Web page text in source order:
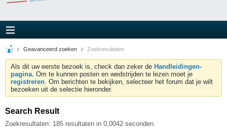
Geavanceerd zoeken Zoekresultaten
Als dit uw eerste bezoek is, check dan zeker de Handleidingen-
pagina. Om te kunnen posten en wedstrijden te lezen moet je
registreren. Om berichten te bekijken, selecteer het forum dat je wilt
bezoeken uit de selectie hieronder.
Search Result
Zoekresultaten: 185 resultaten in 0,0042 seconden.